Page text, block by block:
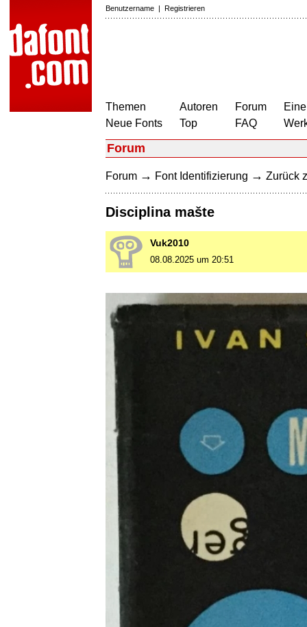
Benutzername | Registrieren
Themen
Neue Fonts
Autoren
Top
Forum
FAQ
Forum
Forum → Font Identifizierung → Zurück
Disciplina mašte
Vuk2010
08.08.2025 um 20:51